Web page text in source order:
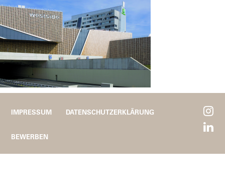
IMPRESSUM DATENSCHUTZERKLÄRUNG
BEWERBEN